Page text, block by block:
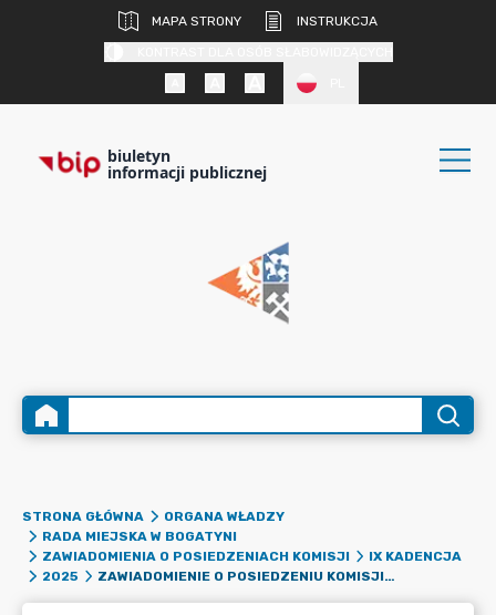
MAPA STRONY
INSTRUKCJA
biuletyn
informacji publicznej
STRONA GŁÓWNA
ORGANA WŁADZY
RADA MIEJSKA W BOGATYNI
ZAWIADOMIENIA O POSIEDZENIACH KOMISJI
IX KADENCJA
2025
ZAWIADOMIENIE O POSIEDZENIU KOMISJI SKARG, WNIOSKÓW I PETYCJI 17.12.2025 R.